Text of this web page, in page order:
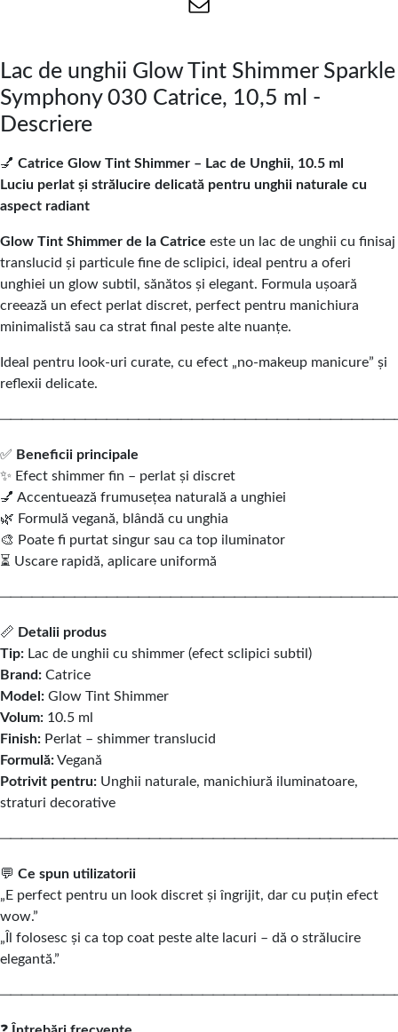
Lac de unghii Glow Tint Shimmer Sparkle
Symphony 030 Catrice, 10,5 ml -
Descriere
💅 Catrice Glow Tint Shimmer – Lac de Unghii, 10.5 ml
Luciu perlat și strălucire delicată pentru unghii naturale cu
aspect radiant
Glow Tint Shimmer de la Catrice este un lac de unghii cu finisaj
translucid și particule fine de sclipici, ideal pentru a oferi
unghiei un glow subtil, sănătos și elegant. Formula ușoară
creează un efect perlat discret, perfect pentru manichiura
minimalistă sau ca strat final peste alte nuanțe.
Ideal pentru look-uri curate, cu efect „no-makeup manicure” și
reflexii delicate.
✅ Beneficii principale
✨ Efect shimmer fin – perlat și discret
💅 Accentuează frumusețea naturală a unghiei
🌿 Formulă vegană, blândă cu unghia
🎨 Poate fi purtat singur sau ca top iluminator
⏳ Uscare rapidă, aplicare uniformă
📏 Detalii produs
Tip: Lac de unghii cu shimmer (efect sclipici subtil)
Brand: Catrice
Model: Glow Tint Shimmer
Volum: 10.5 ml
Finish: Perlat – shimmer translucid
Formulă:Vegană
Potrivit pentru: Unghii naturale, manichiură iluminatoare,
straturi decorative
💬 Ce spun utilizatorii
„E perfect pentru un look discret și îngrijit, dar cu puțin efect
wow.”
„Îl folosesc și ca top coat peste alte lacuri – dă o strălucire
elegantă.”